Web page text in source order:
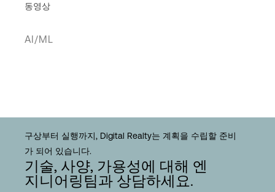
동영상
AI/ML
구상부터 실행까지, Digital Realty는 계획을 수립할 준비
가 되어 있습니다.
기술, 사양, 가용성에 대해 엔
지니어링팀과 상담하세요.